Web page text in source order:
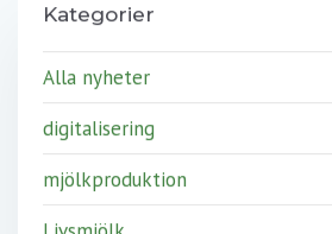
Kategorier
Alla nyheter
digitalisering
mjölkproduktion